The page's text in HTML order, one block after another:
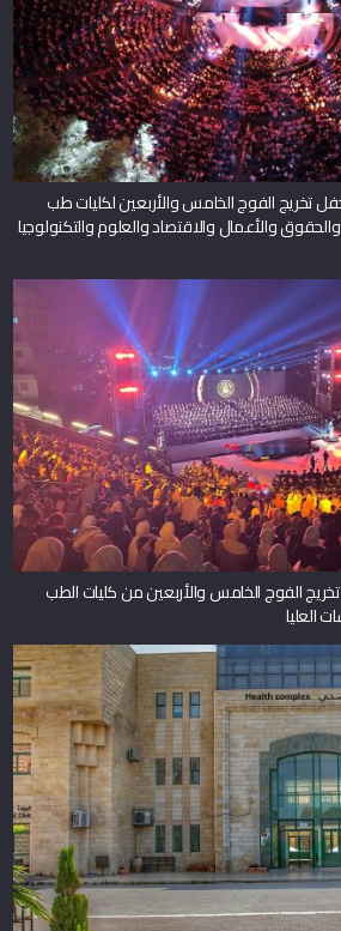
تخريج الفوج الخامس والأربعين لكليات طب
والأعمال والاقتصاد والعلوم والتكنولوجيا
الفوج الخامس والأربعين من كليات الطب
العليا